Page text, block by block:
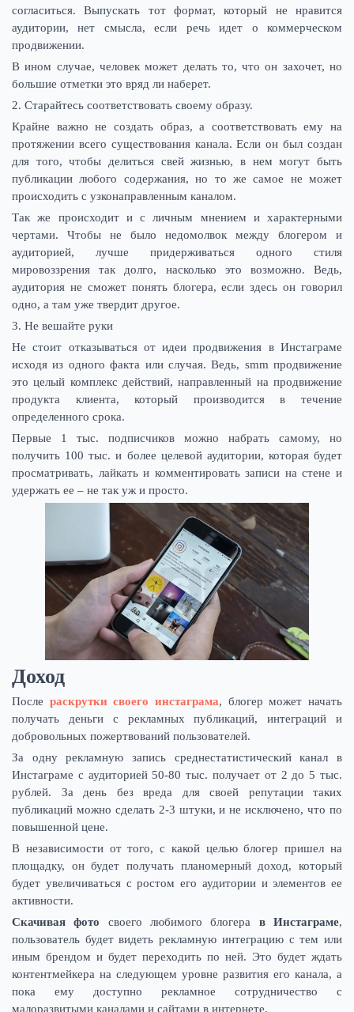
согласиться. Выпускать тот формат, который не нравится
аудитории, нет смысла, если речь идет о коммерческом
продвижении.
В ином случае, человек может делать то, что он захочет, но
большие отметки это вряд ли наберет.
2. Старайтесь соответствовать своему образу.
Крайне важно не создать образ, а соответствовать ему на
протяжении всего существования канала. Если он был создан
для того, чтобы делиться свей жизнью, в нем могут быть
публикации любого содержания, но то же самое не может
происходить с узконаправленным каналом.
Так же происходит и с личным мнением и характерными
чертами. Чтобы не было недомолвок между блогером и
аудиторией, лучше придерживаться одного стиля
мировоззрения так долго, насколько это возможно. Ведь,
аудитория не сможет понять блогера, если здесь он говорил
одно, а там уже твердит другое.
3. Не вешайте руки
Не стоит отказываться от идеи продвижения в Инстаграме
исходя из одного факта или случая. Ведь, smm продвижение
это целый комплекс действий, направленный на продвижение
продукта клиента, который производится в течение
определенного срока.
Первые 1 тыс. подписчиков можно набрать самому, но
получить 100 тыс. и более целевой аудитории, которая будет
просматривать, лайкать и комментировать записи на стене и
удержать ее – не так уж и просто.
Доход
После раскрутки своего инстаграма, блогер может начать
получать деньги с рекламных публикаций, интеграций и
добровольных пожертвований пользователей.
За одну рекламную запись среднестатистический канал в
Инстаграме с аудиторией 50-80 тыс. получает от 2 до 5 тыс.
рублей. За день без вреда для своей репутации таких
публикаций можно сделать 2-3 штуки, и не исключено, что по
повышенной цене.
В независимости от того, с какой целью блогер пришел на
площадку, он будет получать планомерный доход, который
будет увеличиваться с ростом его аудитории и элементов ее
активности.
Скачивая фото своего любимого блогера в Инстаграме,
пользователь будет видеть рекламную интеграцию с тем или
иным брендом и будет переходить по ней. Это будет ждать
контентмейкера на следующем уровне развития его канала, а
пока ему доступно рекламное сотрудничество с
малоразвитыми каналами и сайтами в интернете.